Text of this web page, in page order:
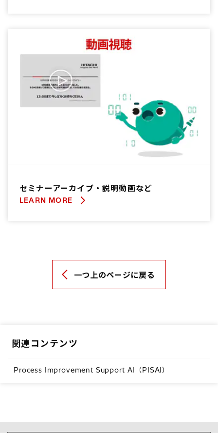
セミナーアーカイブ・説明動画など
LEARN MORE
一つ上のページに戻る
関連コンテンツ
Process Improvement Support AI（PISAI）